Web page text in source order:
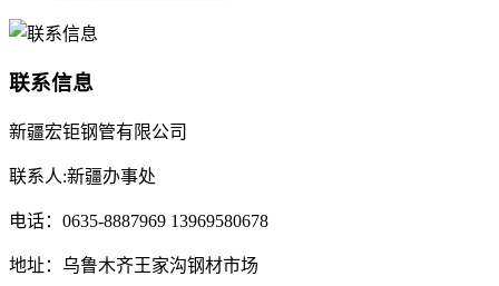
联系信息
新疆宏钜钢管有限公司
联系人:新疆办事处
电话：0635-8887969 13969580678
地址：乌鲁木齐王家沟钢材市场